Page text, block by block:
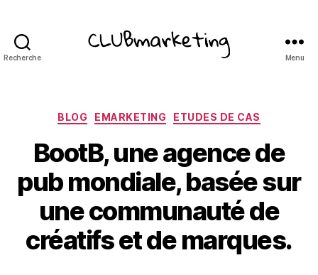
Recherche Menu
Catégories
BLOG EMARKETING ETUDES DE CAS
BootB, une agence de
pub mondiale, basée sur
une communauté de
créatifs et de marques.